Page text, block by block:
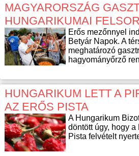
MAGYARORSZÁG
HUNGARIKUMAI
Erős mezőnnyel
Betyár Napok. A
meghatározó
hagyományőrző
HUNGARIKUM LETT A
AZ ERŐS PISTA
A Hungarikum
döntött úgy, hogy
Pista felvételt